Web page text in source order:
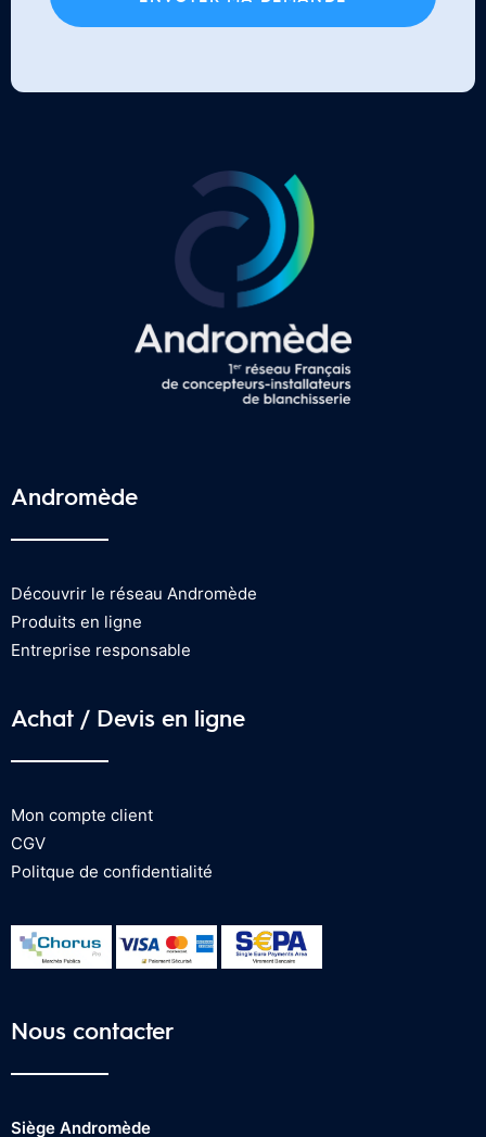
Andromède
Découvrir le réseau Andromède
Produits en ligne
Entreprise responsable
Achat / Devis en ligne
Mon compte client
CGV
Politque de confidentialité
Nous contacter
Siège Andromède